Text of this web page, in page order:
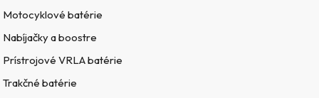
Motocyklové batérie
Nabíjačky a boostre
Prístrojové VRLA batérie
Trakčné batérie